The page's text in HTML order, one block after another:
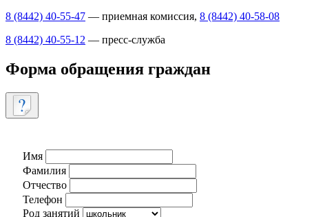
8 (8442) 40-55-47 — приемная комиссия, 8 (8442) 40-58-08
8 (8442) 40-55-12 — пресс-служба
Форма обращения граждан
Имя
Фамилия
Отчество
Телефон
Род занятий